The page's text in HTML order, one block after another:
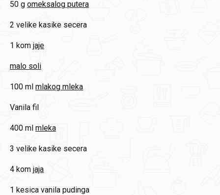
50 g omeksalog putera
2 velike kasike secera
1 kom jaje
malo soli
100 ml mlakog mleka
Vanila fil
400 ml mleka
3 velike kasike secera
4 kom jaja
1 kesica vanila pudinga